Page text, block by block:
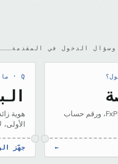
الدخول في المقدمة
البريد الإلكتروني يفتح FxPro Direct، ورقم حساب
←
هوية
جهّز